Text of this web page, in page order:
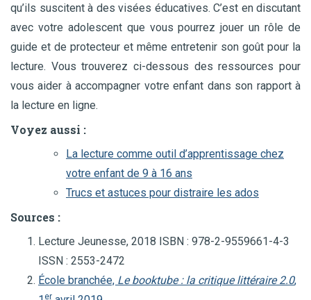
qu’ils suscitent à des visées éducatives. C’est en discutant
avec votre adolescent que vous pourrez jouer un rôle de
guide et de protecteur et même entretenir son goût pour la
lecture. Vous trouverez ci-dessous des ressources pour
vous aider à accompagner votre enfant dans son rapport à
la lecture en ligne.
Voyez aussi :
La lecture comme outil d’apprentissage chez
votre enfant de 9 à 16 ans
Trucs et astuces pour distraire les ados
Sources :
Lecture Jeunesse, 2018 ISBN : 978-2-9559661-4-3
ISSN : 2553-2472
École branchée, Le booktube : la critique littéraire 2.0,
er